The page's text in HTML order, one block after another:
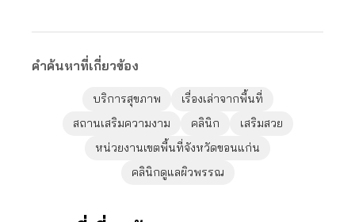
คำค้นหาที่เกี่ยวข้อง
บริการสุขภาพ
เรื่องเล่าจากพื้นที่
สถานเสริมความงาม
คลินิก
เสริมสวย
หน่วยงานเขตพื้นที่จังหวัดขอนแก่น
คลินิกดูแลผิวพรรณ